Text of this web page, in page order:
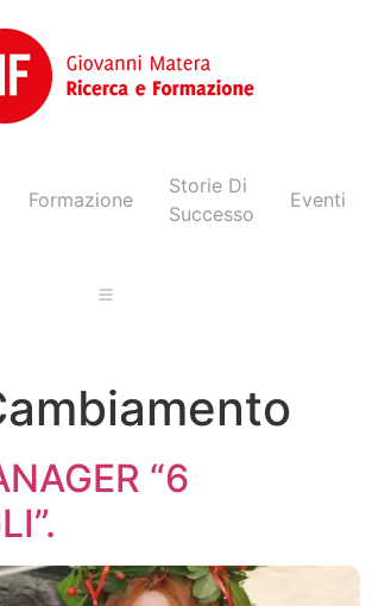
Formazione
Storie Di
Successo
Eventi
“6